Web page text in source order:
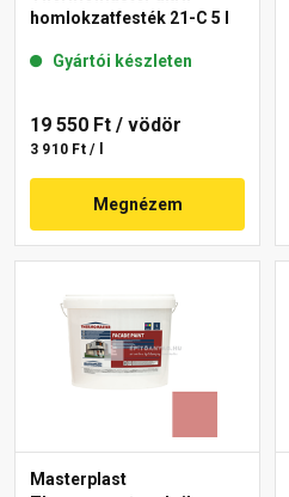
homlokzatfesték 21-C 5 l
Gyártói készleten
19 550 Ft / vödör
3 910 Ft / l
Megnézem
Masterplast